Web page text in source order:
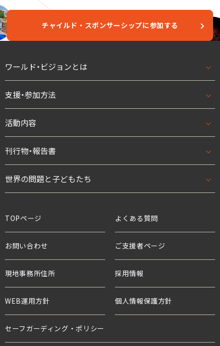
チャイルド・スポンサーシップに参加する
ワールド・ビジョンとは
ワールド・ビジョンとはトップ
基本理念・ビジョン/ミッション
団体概要・アクセス
スタッフ紹介
役員・親善大使
支援企業・団体
ワールド・ビジョンの歴史
支援・参加方法
支援・参加方法トップ
はじめての方へ
法人として
ボランティアとして
チャイルド・スポンサーシップ
プロジェクト・サポーター
水と食糧のための募金
危機にある子どもたちのための募金
活動内容
活動内容トップ
開発援助活動
国連等との連携
刊行物・報告書
刊行物・報告書トップ
世界の問題と子どもたち
貧困と世界の子どもたち
教育と子どもたち
人身売買
TOPページ よくある質問
お問い合わせ ご支援者ページ
現地事務所住所 採用情報
WEB運用方針 個人情報保護方針
セーフガーディング・ポリシー